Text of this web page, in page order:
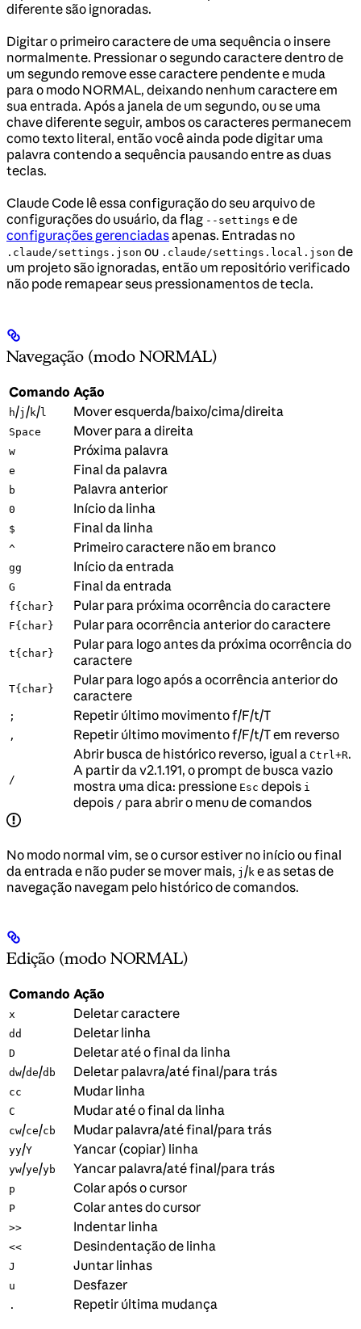
diferente são ignoradas.
Digitar o primeiro caractere de uma sequência o insere
normalmente. Pressionar o segundo caractere dentro de
um segundo remove esse caractere pendente e muda
para o modo NORMAL, deixando nenhum caractere em
sua entrada. Após a janela de um segundo, ou se uma
chave diferente seguir, ambos os caracteres permanecem
como texto literal, então você ainda pode digitar uma
palavra contendo a sequência pausando entre as duas
teclas.
Claude Code lê essa configuração do seu arquivo de
configurações do usuário, da flag --settings e de
configurações gerenciadasapenas. Entradas no
.claude/settings.json ou .claude/settings.local.json de
um projeto são ignoradas, então um repositório verificado
não pode remapear seus pressionamentos de tecla.
Navegação (modo NORMAL)
Comando Ação
h/j /k/l Mover esquerda/baixo/cima/direita
Space Mover para a direita
w Próxima palavra
e Final da palavra
b Palavra anterior
0 Início da linha
$ Final da linha
^ Primeiro caractere não em branco
gg Início da entrada
G Final da entrada
f{char} Pular para próxima ocorrência do caractere
F{char} Pular para ocorrência anterior do caractere
t{char}
Pular para logo antes da próxima ocorrência do
caractere
T{char}
Pular para logo após a ocorrência anterior do
caractere
; Repetir último movimento f/F/t/T
, Repetir último movimento f/F/t/T em reverso
/
Abrir busca de histórico reverso, igual a Ctrl+R.
A partir da v2.1.191, o prompt de busca vazio
mostra uma dica: pressione Esc depois i
depois / para abrir o menu de comandos
No modo normal vim, se o cursor estiver no início ou final
da entrada e não puder se mover mais, j /k e as setas de
navegação navegam pelo histórico de comandos.
Edição (modo NORMAL)
Comando Ação
x Deletar caractere
dd Deletar linha
D Deletar até o final da linha
dw/de/db Deletar palavra/até final/para trás
cc Mudar linha
C Mudar até o final da linha
cw/ce/cb Mudar palavra/até final/para trás
yy/Y Yancar (copiar) linha
yw/ye/yb Yancar palavra/até final/para trás
p Colar após o cursor
P Colar antes do cursor
>> Indentar linha
<< Desindentação de linha
J Juntar linhas
u Desfazer
. Repetir última mudança